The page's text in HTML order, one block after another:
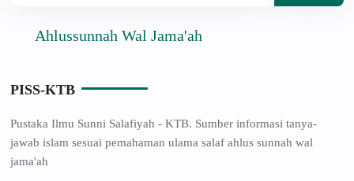
Ahlussunnah Wal Jama'ah
PISS-KTB
Pustaka Ilmu Sunni Salafiyah - KTB. Sumber informasi tanya-
jawab islam sesuai pemahaman ulama salaf ahlus sunnah wal
jama'ah